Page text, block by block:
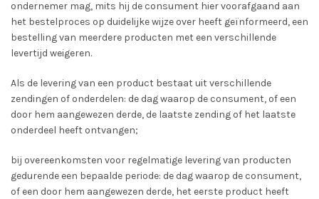
ondernemer mag, mits hij de consument hier voorafgaand aan
het bestelproces op duidelijke wijze over heeft geïnformeerd, een
bestelling van meerdere producten met een verschillende
levertijd weigeren.
Als de levering van een product bestaat uit verschillende
zendingen of onderdelen: de dag waarop de consument, of een
door hem aangewezen derde, de laatste zending of het laatste
onderdeel heeft ontvangen;
bij overeenkomsten voor regelmatige levering van producten
gedurende een bepaalde periode: de dag waarop de consument,
of een door hem aangewezen derde, het eerste product heeft